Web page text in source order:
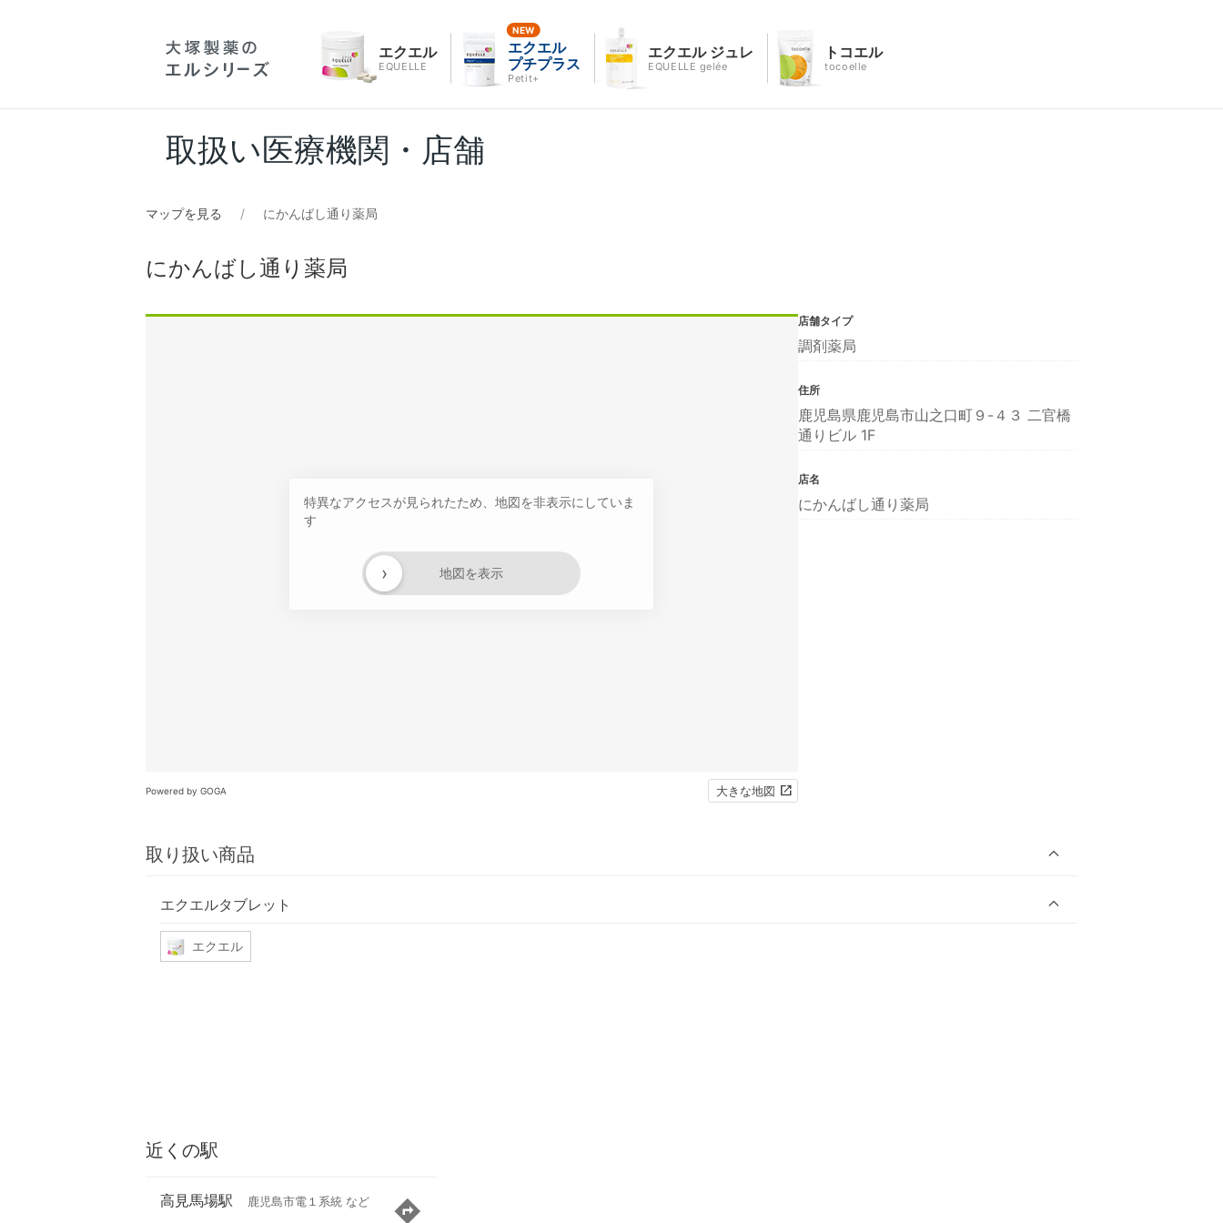
エクエル
EQUELLE
エクエル
プチプラス
Petit+
エクエル ジュレ
EQUELLE gelée
トコエル
tocoelle
取扱い医療機関・店舗
マップを見る にかんばし通り薬局
にかんばし通り薬局
特異なアクセスが見られたため、地図を非表示にしていま
す
地図を表示
›
Powered by GOGA 大きな地図
取り扱い商品
エクエルタブレット
エクエル
店舗タイプ
調剤薬局
住所
鹿児島県鹿児島市山之口町９-４３ 二官橋
通りビル 1F
店名
にかんばし通り薬局
近くの駅
高見馬場駅 鹿児島市電１系統 など